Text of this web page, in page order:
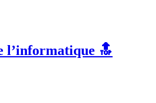
l’informatique 🔝